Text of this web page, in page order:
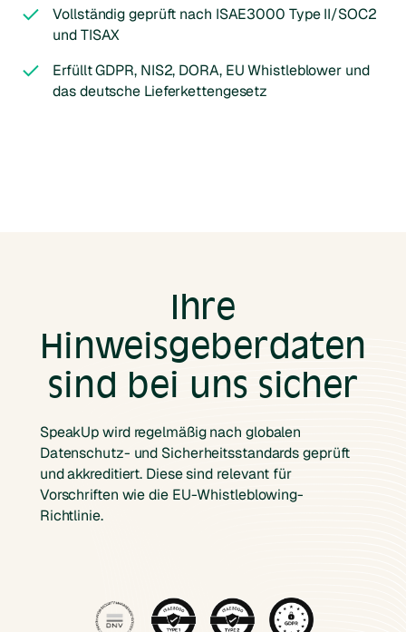
Vollständig geprüft nach ISAE3000 Type II/SOC2
und TISAX
Erfüllt GDPR, NIS2, DORA, EU Whistleblower und
das deutsche Lieferkettengesetz
Ihre
Hinweisgeberdaten
sind bei uns sicher
SpeakUp wird regelmäßig nach globalen
Datenschutz- und Sicherheitsstandards geprüft
und akkreditiert. Diese sind relevant für
Vorschriften wie die EU-Whistleblowing-
Richtlinie.